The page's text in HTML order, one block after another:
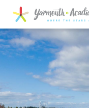
SKIP TO MAIN CONTENT